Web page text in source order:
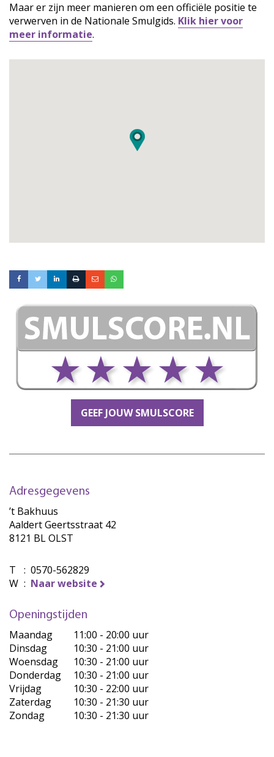
Maar er zijn meer manieren om een officiële positie te
verwerven in de Nationale Smulgids. Klik hier voor
meer informatie.
GEEF JOUW SMULSCORE
Adresgegevens
’t Bakhuus
Aaldert Geertsstraat 42
8121 BL OLST
T : 0570-562829
W : Naar website
Openingstijden
Maandag
11:00 - 20:00 uur
Dinsdag
10:30 - 21:00 uur
Woensdag
10:30 - 21:00 uur
Donderdag
10:30 - 21:00 uur
Vrijdag
10:30 - 22:00 uur
Zaterdag
10:30 - 21:30 uur
Zondag
10:30 - 21:30 uur